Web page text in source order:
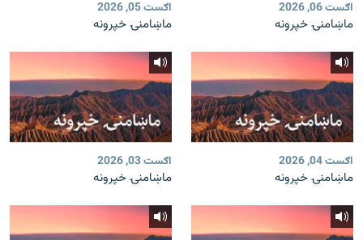
اګست 06, 2026
ماښامنۍ خپرونه
اګست 05, 2026
ماښامنۍ خپرونه
اګست 04, 2026
ماښامنۍ خپرونه
اګست 03, 2026
ماښامنۍ خپرونه